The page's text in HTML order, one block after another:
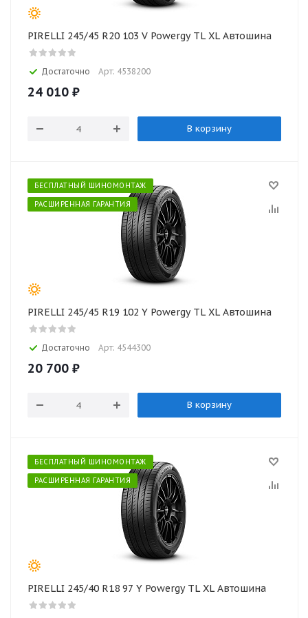
PIRELLI 245/45 R20 103 V Powergy TL XL Автошина
Достаточно Арт: 4538200
24 010 ₽
В корзину
БЕСПЛАТНЫЙ ШИНОМОНТАЖ
РАСШИРЕННАЯ ГАРАНТИЯ
PIRELLI 245/45 R19 102 Y Powergy TL XL Автошина
Достаточно Арт: 4544300
20 700 ₽
В корзину
БЕСПЛАТНЫЙ ШИНОМОНТАЖ
РАСШИРЕННАЯ ГАРАНТИЯ
PIRELLI 245/40 R18 97 Y Powergy TL XL Автошина